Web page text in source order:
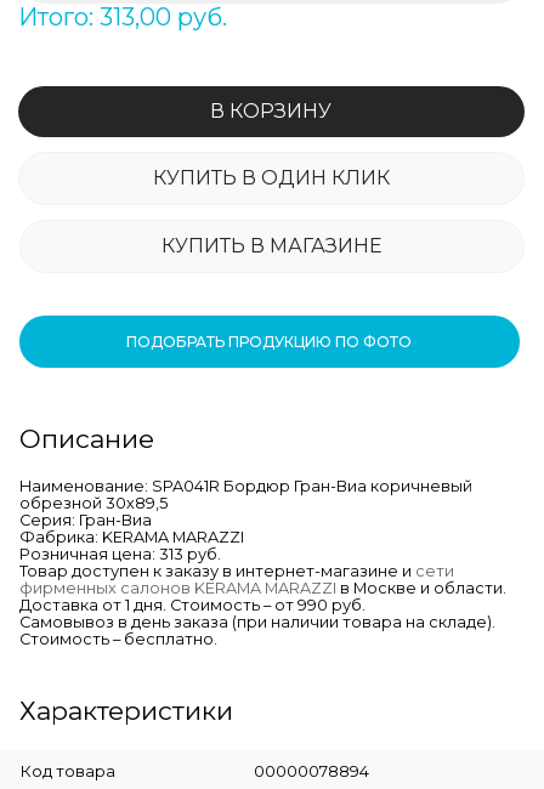
Итого: 313,00 руб.
В КОРЗИНУ
КУПИТЬ В ОДИН КЛИК
КУПИТЬ В МАГАЗИНЕ
ПОДОБРАТЬ ПРОДУКЦИЮ ПО ФОТО
Описание
Наименование: SPA041R Бордюр Гран-Виа коричневый
обрезной 30х89,5
Серия: Гран-Виа
Фабрика: KERAMA MARAZZI
Розничная цена: 313 руб.
Товар доступен к заказу в интернет-магазине и сети
фирменных салонов KERAMA MARAZZI в Москве и области.
Доставка от 1 дня. Стоимость – от 990 руб.
Самовывоз в день заказа (при наличии товара на складе).
Стоимость – бесплатно.
Характеристики
Код товара 00000078894